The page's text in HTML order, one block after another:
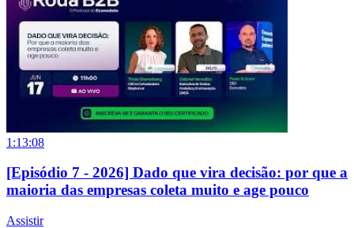
1:13:08
[Episódio 7 - 2026] Dado que vira decisão: por que a
maioria das empresas coleta muito e age pouco
Assistir